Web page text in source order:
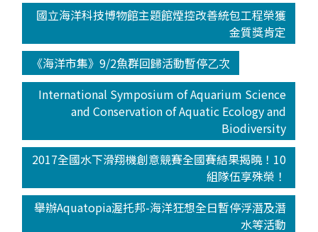
國立海洋科技博物館主題館煙控改善統包工程榮獲
金質獎肯定
《海洋市集》9/2魚群回歸活動暫停乙次
International Symposium of Aquarium Science
and Conservation of Aquatic Ecology and
Biodiversity
2017全國水下滑翔機創意競賽全國賽結果揭曉！10
組隊伍享殊榮！
舉辦Aquatopia渥托邦-海洋狂想全日暫停浮潛及潛
水等活動